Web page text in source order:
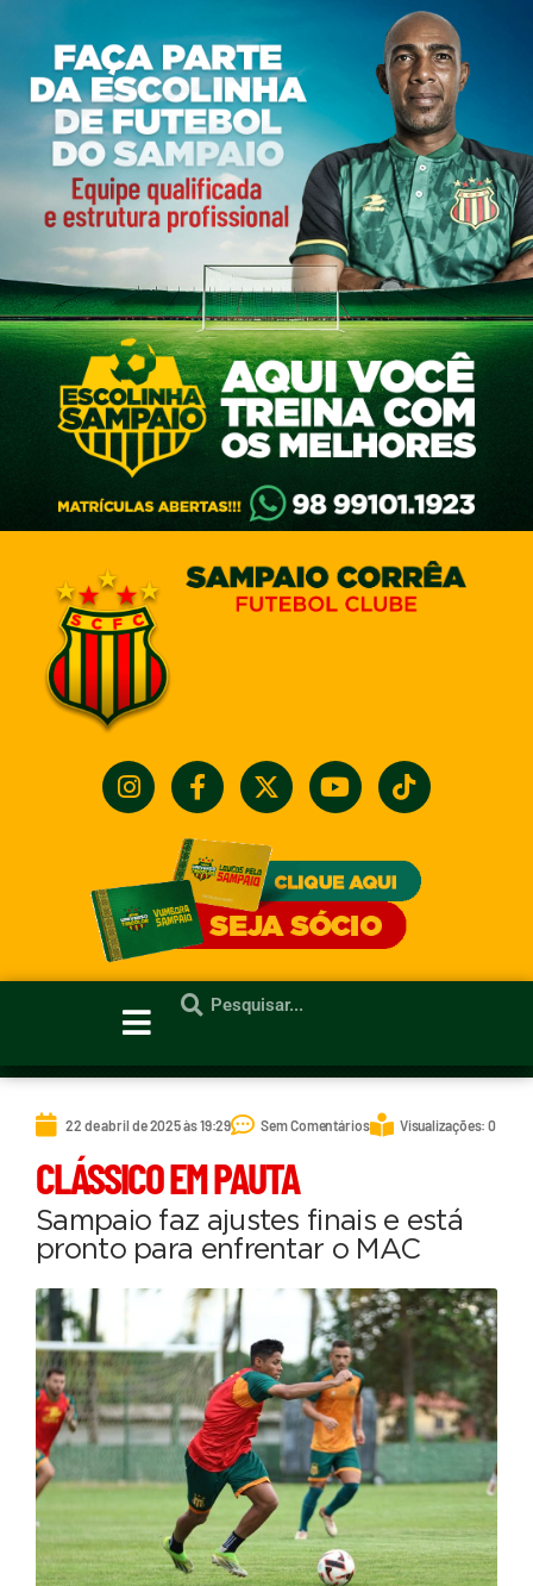
22 de abril de 2025 às 19:29 Sem Comentários Visualizações: 0
CLÁSSICO EM PAUTA
Sampaio faz ajustes finais e está
pronto para enfrentar o MAC